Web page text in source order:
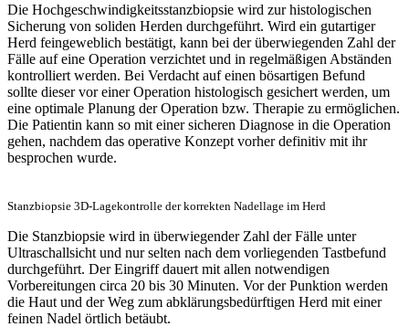
Die Hochgeschwindigkeitsstanzbiopsie wird zur histologischen
Sicherung von soliden Herden durchgeführt. Wird ein gutartiger
Herd feingeweblich bestätigt, kann bei der überwiegenden Zahl der
Fälle auf eine Operation verzichtet und in regelmäßigen Abständen
kontrolliert werden. Bei Verdacht auf einen bösartigen Befund
sollte dieser vor einer Operation histologisch gesichert werden, um
eine optimale Planung der Operation bzw. Therapie zu ermöglichen.
Die Patientin kann so mit einer sicheren Diagnose in die Operation
gehen, nachdem das operative Konzept vorher definitiv mit ihr
besprochen wurde.
Stanzbiopsie 3D-Lagekontrolle der korrekten Nadellage im Herd
Die Stanzbiopsie wird in überwiegender Zahl der Fälle unter
Ultraschallsicht und nur selten nach dem vorliegenden Tastbefund
durchgeführt. Der Eingriff dauert mit allen notwendigen
Vorbereitungen circa 20 bis 30 Minuten. Vor der Punktion werden
die Haut und der Weg zum abklärungsbedürftigen Herd mit einer
feinen Nadel örtlich betäubt.